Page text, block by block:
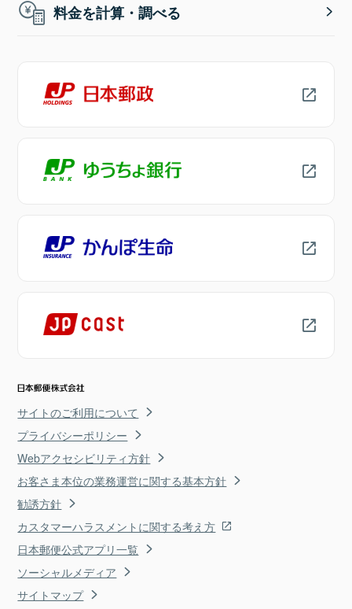
料金を計算・調べる
サイトのご利用について
プライバシーポリシー
Webアクセシビリティ方針
お客さま本位の業務運営に関する基本方針
勧誘方針
カスタマーハラスメントに関する考え方
日本郵便公式アプリ一覧
ソーシャルメディア
サイトマップ